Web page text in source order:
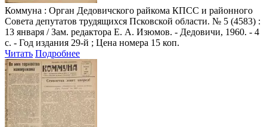
Коммуна : Орган Дедовичского райкома КПСС и районного
Совета депутатов трудящихся Псковской области. № 5 (4583) :
13 января / Зам. редактора Е. А. Изюмов. - Дедовичи, 1960. - 4
с. - Год издания 29-й ; Цена номера 15 коп.
Читать Подробнее